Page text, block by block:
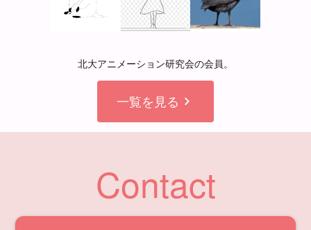
北大アニメーション研究会の会員。
一覧を見る chevron_right
Contact